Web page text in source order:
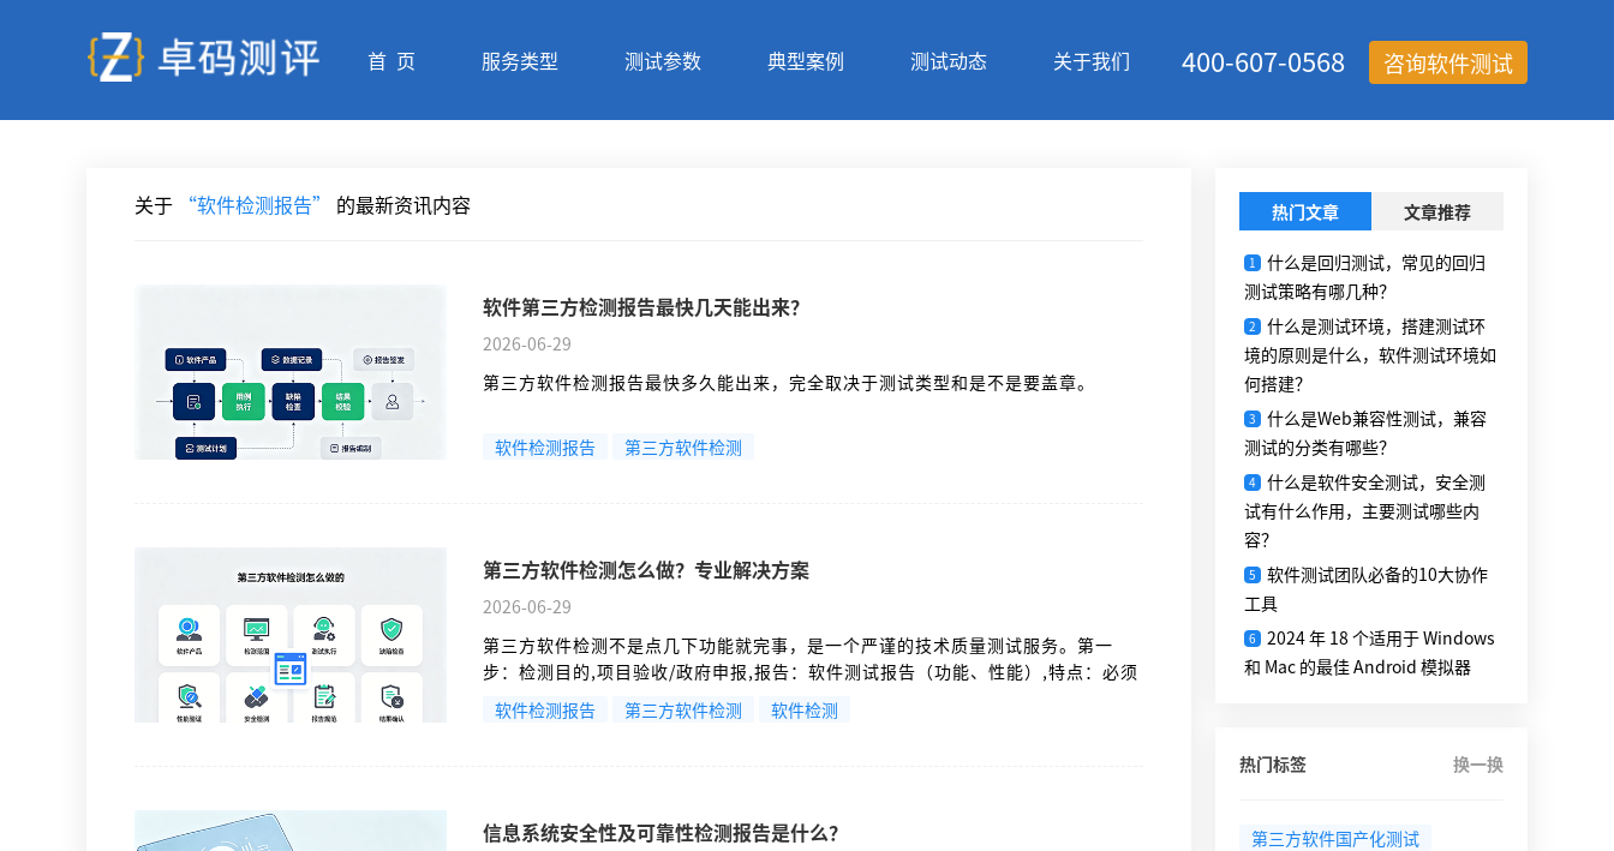
首 页 服务类型 测试参数 典型案例 测试动态 关于我们 咨询软件测试
400-607-0568
关于 “软件检测报告” 的最新资讯内容
软件第三方检测报告最快几天能出来？
2026-06-29
第三方软件检测报告最快多久能出来，完全取决于测试类型和是不是要盖章。
软件检测报告 第三方软件检测
第三方软件检测怎么做？专业解决方案
2026-06-29
第三方软件检测不是点几下功能就完事，是一个严谨的技术质量测试服务。第一
步：检测目的,项目验收/政府申报,报告：软件测试报告（功能、性能）,特点：必须
盖有 CMA（检验检测机构资质认定） 或 CNAS（中国合格评定国家认可委员会）
章，具有法律效力和权威性。
软件检测报告 第三方软件检测 软件检测
信息系统安全性及可靠性检测报告是什么？
热门文章 文章推荐
1
什么是回归测试，常见的回归
测试策略有哪几种？
2
什么是测试环境，搭建测试环
境的原则是什么，软件测试环境如
何搭建？
3
什么是Web兼容性测试，兼容
测试的分类有哪些？
4 什么是软件安全测试，安全测
试有什么作用，主要测试哪些内
容？
5
软件测试团队必备的10大协作
工具
6
2024 年 18 个适用于 Windows
和 Mac 的最佳 Android 模拟器
热门标签 换一换
第三方软件国产化测试